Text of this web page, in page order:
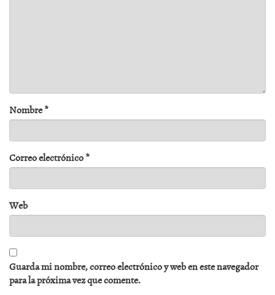
Nombre*
Correo electrónico*
Web
Guarda mi nombre, correo electrónico y web en este navegador
para la próxima vez que comente.